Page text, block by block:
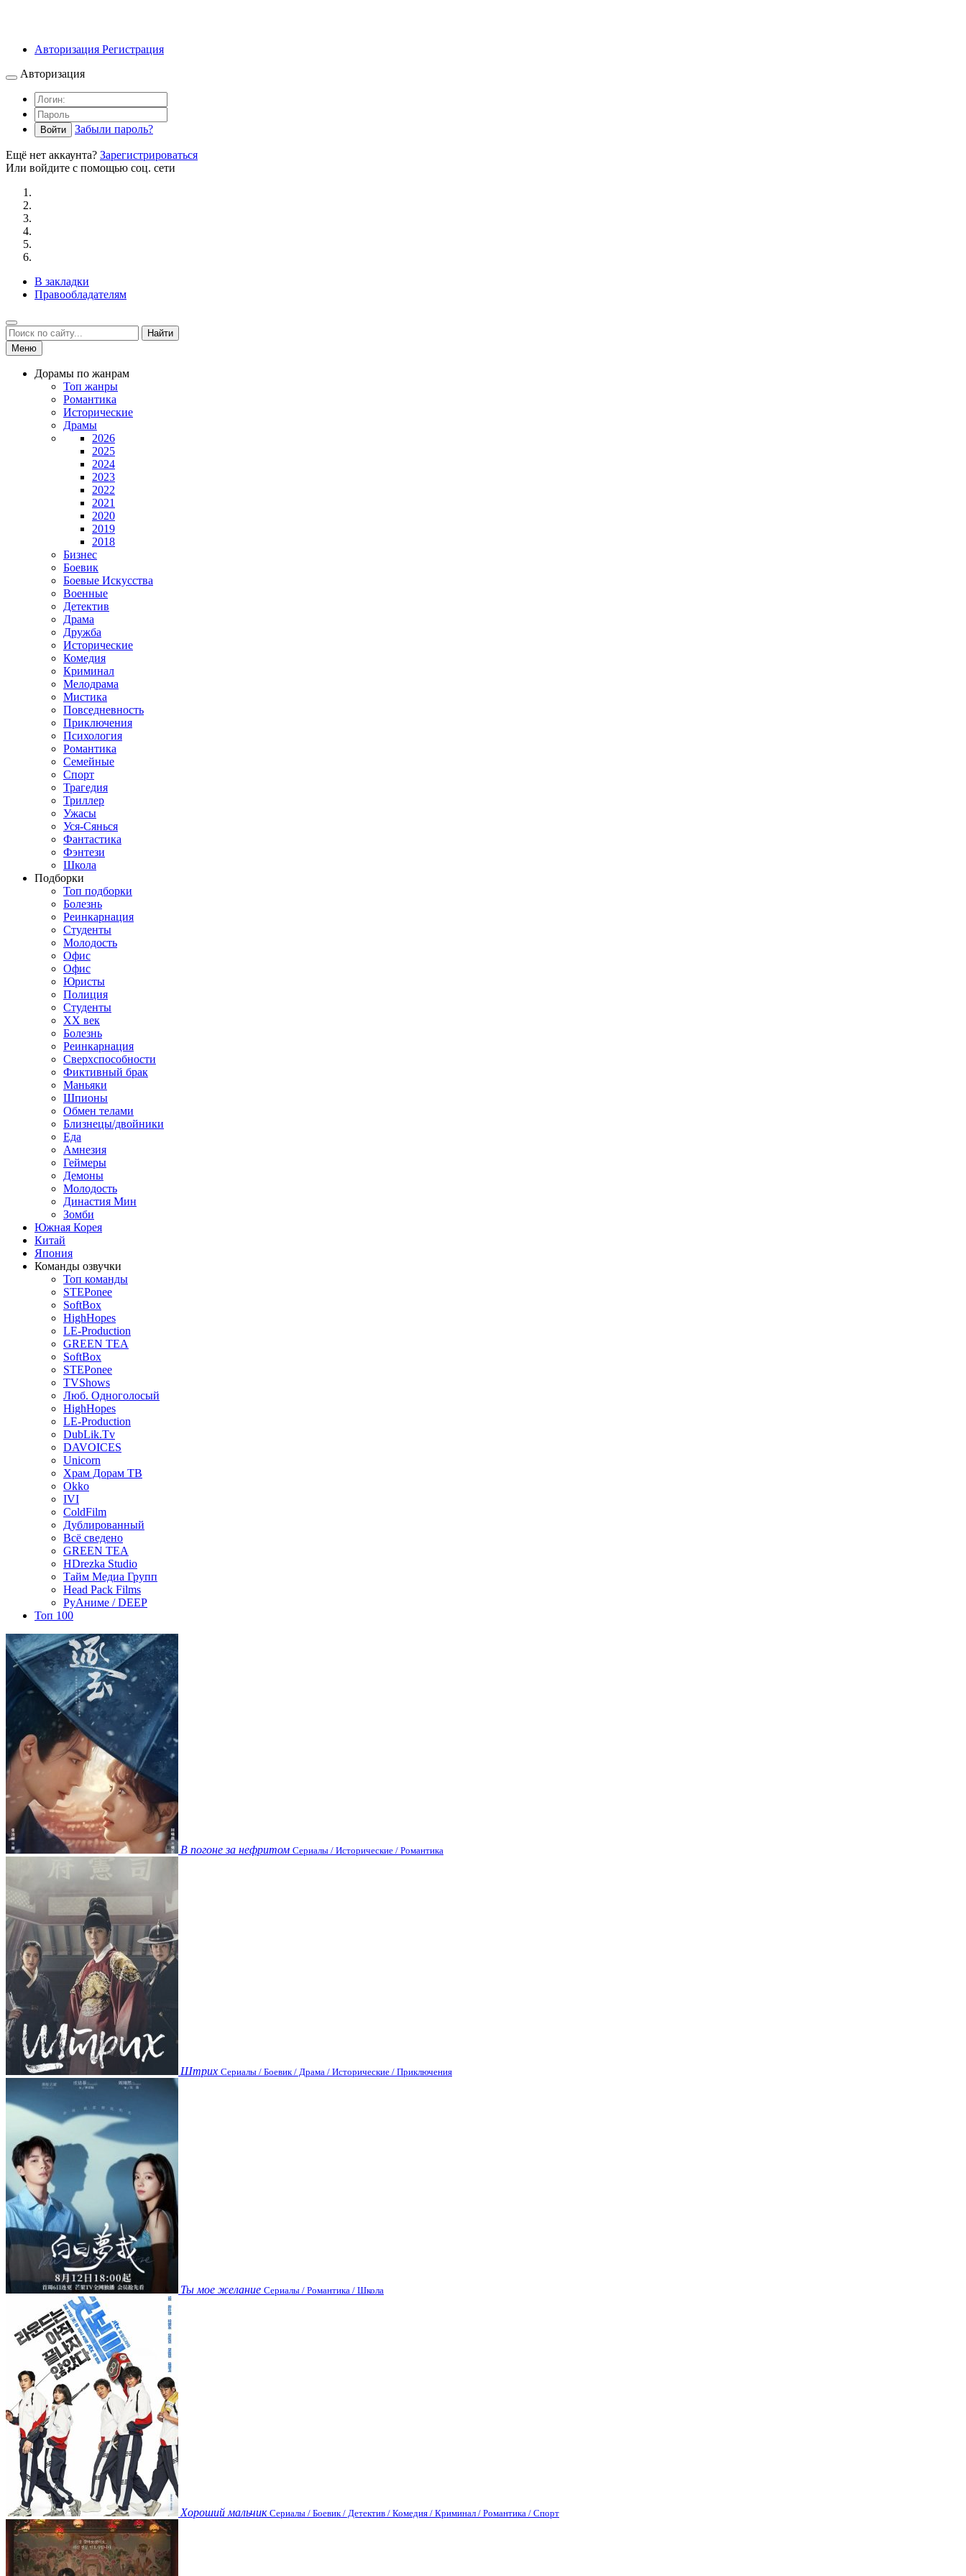
Авторизация Регистрация
Авторизация
Войти Забыли пароль?
Ещё нет аккаунта? Зарегистрироваться
Или войдите с помощью соц. сети
В закладки
Правообладателям
Найти
Меню
Дорамы по жанрам
Топ жанры
Романтика
Исторические
Драмы
2026
2025
2024
2023
2022
2021
2020
2019
2018
Бизнес
Боевик
Боевые Искусства
Военные
Детектив
Драма
Дружба
Исторические
Комедия
Криминал
Мелодрама
Мистика
Повседневность
Приключения
Психология
Романтика
Семейные
Спорт
Трагедия
Триллер
Ужасы
Уся-Сянься
Фантастика
Фэнтези
Школа
Подборки
Топ подборки
Болезнь
Реинкарнация
Студенты
Молодость
Офис
Офис
Юристы
Полиция
Студенты
ХХ век
Болезнь
Реинкарнация
Сверхспособности
Фиктивный брак
Маньяки
Шпионы
Обмен телами
Близнецы/двойники
Еда
Амнезия
Геймеры
Демоны
Молодость
Династия Мин
Зомби
Южная Корея
Китай
Япония
Команды озвучки
Топ команды
STEPonee
SoftBox
HighHopes
LE-Production
GREEN TEA
SoftBox
STEPonee
TVShows
Люб. Одноголосый
HighHopes
LE-Production
DubLik.Tv
DAVOICES
Unicorn
Храм Дорам ТВ
Okko
IVI
ColdFilm
Дублированный
Всё сведено
GREEN TEA
HDrezka Studio
Тайм Медиа Групп
Head Pack Films
РуАниме / DEEP
Топ 100
В погоне за нефритом Сериалы / Исторические / Романтика
Штрих Сериалы / Боевик / Драма / Исторические / Приключения
Ты мое желание Сериалы / Романтика / Школа
Хороший мальчик Сериалы / Боевик / Детектив / Комедия / Криминал / Романтика / Спорт